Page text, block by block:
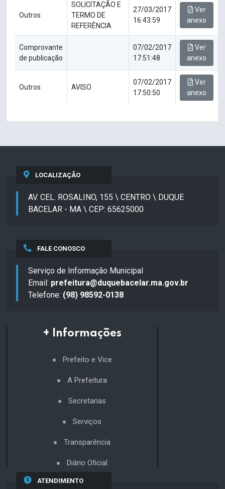
Outros
SOLICITAÇÃO E
TERMO DE
REFERÊNCIA
27/03/2017
16:43:59
Ver
anexo
Comprovante
de publicação
07/02/2017
17:51:48
Ver
anexo
Outros AVISO
07/02/2017
17:50:50
Ver
anexo
LOCALIZAÇÃO
AV. CEL. ROSALINO, 155 \ CENTRO \ DUQUE
BACELAR - MA \ CEP: 65625000
FALE CONOSCO
Serviço de Informação Municipal
Email: prefeitura@duquebacelar.ma.gov.br
Telefone: (98) 98592-0138
+ Informações
Prefeito e Vice
A Prefeitura
Secretarias
Serviços
Transparência
Diário Oficial
ATENDIMENTO